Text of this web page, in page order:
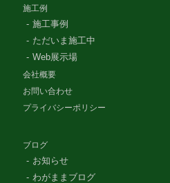
施工例
施工事例
ただいま施工中
Web展示場
会社概要
お問い合わせ
プライバシーポリシー
ブログ
お知らせ
わがままブログ